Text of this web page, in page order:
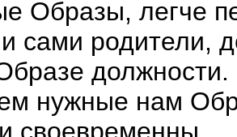
Образы, легче
сами родители,
нужные нам